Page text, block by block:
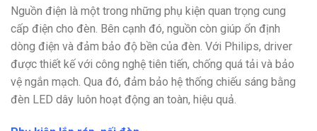
Nguồn điện là một trong những phụ kiện quan trọng cung
cấp điện cho đèn. Bên cạnh đó, nguồn còn giúp ổn định
dòng điện và đảm bảo độ bền của đèn. Với Philips, driver
được thiết kế với công nghệ tiên tiến, chống quá tải và bảo
vệ ngắn mạch. Qua đó, đảm bảo hệ thống chiếu sáng bằng
đèn LED dây luôn hoạt động an toàn, hiệu quả.